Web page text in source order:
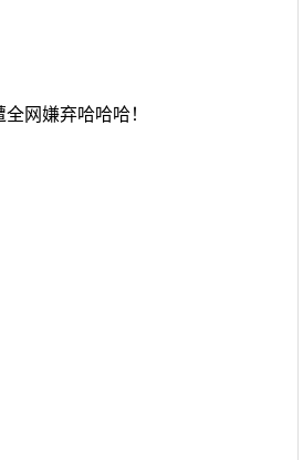
网嫌弃哈哈哈！